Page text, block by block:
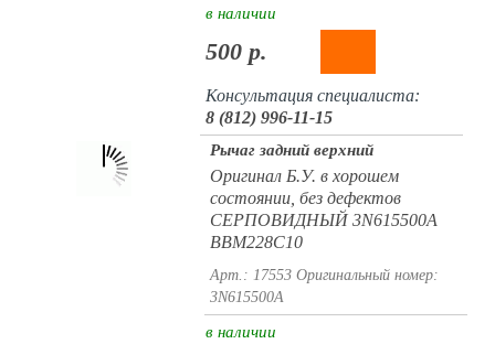
в наличии
500 р.
Консультация специалиста:
8 (812) 996-11-15
Рычаг задний верхний
Оригинал Б.У. в хорошем
состоянии, без дефектов
СЕРПОВИДНЫЙ 3N615500A
BBM228C10
Арт.: 17553 Оригинальный номер:
3N615500A
в наличии